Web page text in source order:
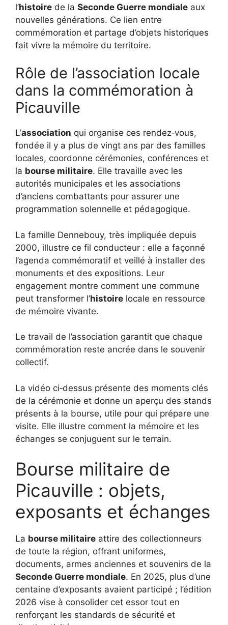
l’histoire de la Seconde Guerre mondiale aux
nouvelles générations. Ce lien entre
commémoration et partage d’objets historiques
fait vivre la mémoire du territoire.
Rôle de l’association locale
dans la commémoration à
Picauville
L’association qui organise ces rendez‑vous,
fondée il y a plus de vingt ans par des familles
locales, coordonne cérémonies, conférences et
la bourse militaire. Elle travaille avec les
autorités municipales et les associations
d’anciens combattants pour assurer une
programmation solennelle et pédagogique.
La famille Dennebouy, très impliquée depuis
2000, illustre ce fil conducteur : elle a façonné
l’agenda commémoratif et veillé à installer des
monuments et des expositions. Leur
engagement montre comment une commune
peut transformer l’histoire locale en ressource
de mémoire vivante.
Le travail de l’association garantit que chaque
commémoration reste ancrée dans le souvenir
collectif.
La vidéo ci‑dessus présente des moments clés
de la cérémonie et donne un aperçu des stands
présents à la bourse, utile pour qui prépare une
visite. Elle illustre comment la mémoire et les
échanges se conjuguent sur le terrain.
Bourse militaire de
Picauville : objets,
exposants et échanges
La bourse militaire attire des collectionneurs
de toute la région, offrant uniformes,
documents, armes anciennes et souvenirs de la
Seconde Guerre mondiale. En 2025, plus d’une
centaine d’exposants avaient participé ; l’édition
2026 vise à consolider cet essor tout en
renforçant les standards de sécurité et